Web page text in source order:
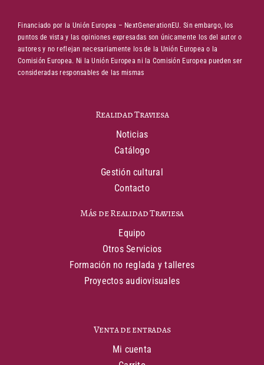
Realidad Traviesa
Noticias
Catálogo
Gestión cultural
Contacto
Más de Realidad Traviesa
Equipo
Otros Servicios
Formación no reglada y talleres
Proyectos audiovisuales
Venta de entradas
Mi cuenta
Financiado por la Unión Europea – NextGenerationEU. Sin embargo, los
puntos de vista y las opiniones expresadas son únicamente los del autor o
autores y no reflejan necesariamente los de la Unión Europea o la
Comisión Europea. Ni la Unión Europea ni la Comisión Europea pueden ser
consideradas responsables de las mismas